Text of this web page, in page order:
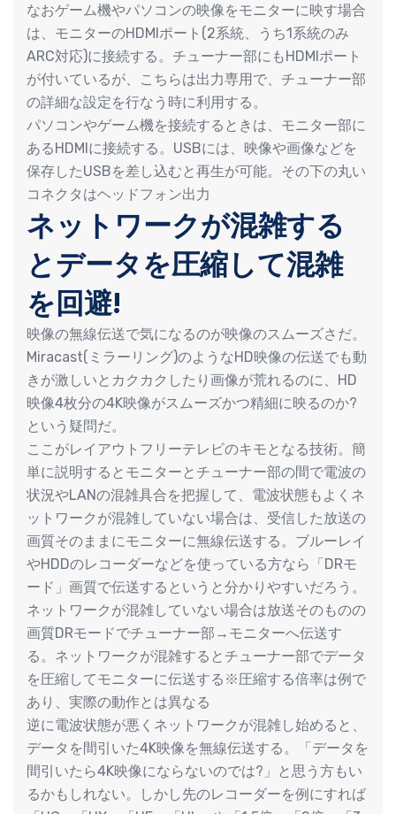
なおゲーム機やパソコンの映像をモニターに映す場合
は、モニターのHDMIポート(2系統、うち1系統のみ
ARC対応)に接続する。チューナー部にもHDMIポート
が付いているが、こちらは出力専用で、チューナー部
の詳細な設定を行なう時に利用する。
パソコンやゲーム機を接続するときは、モニター部に
あるHDMIに接続する。USBには、映像や画像などを
保存したUSBを差し込むと再生が可能。その下の丸い
コネクタはヘッドフォン出力
ネットワークが混雑する
とデータを圧縮して混雑
を回避!
映像の無線伝送で気になるのが映像のスムーズさだ。
Miracast(ミラーリング)のようなHD映像の伝送でも動
きが激しいとカクカクしたり画像が荒れるのに、HD
映像4枚分の4K映像がスムーズかつ精細に映るのか?
という疑問だ。
ここがレイアウトフリーテレビのキモとなる技術。簡
単に説明するとモニターとチューナー部の間で電波の
状況やLANの混雑具合を把握して、電波状態もよくネ
ットワークが混雑していない場合は、受信した放送の
画質そのままにモニターに無線伝送する。ブルーレイ
やHDDのレコーダーなどを使っている方なら「DRモ
ード」画質で伝送するというと分かりやすいだろう。
ネットワークが混雑していない場合は放送そのものの
画質DRモードでチューナー部→モニターへ伝送す
る。ネットワークが混雑するとチューナー部でデータ
を圧縮してモニターに伝送する※圧縮する倍率は例で
あり、実際の動作とは異なる
逆に電波状態が悪くネットワークが混雑し始めると、
データを間引いた4K映像を無線伝送する。「データを
間引いたら4K映像にならないのでは?」と思う方もい
るかもしれない。しかし先のレコーダーを例にすれば